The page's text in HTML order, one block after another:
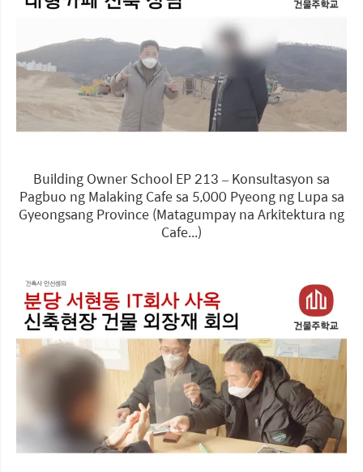
Building Owner School EP 213 – Konsultasyon sa
Pagbuo ng Malaking Cafe sa 5,000 Pyeong ng Lupa sa
Gyeongsang Province (Matagumpay na Arkitektura ng
Cafe...)